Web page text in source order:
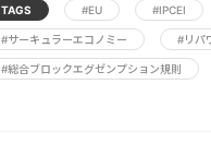
TAGS #EU #IPCEI
#サーキュラーエコノミー #リパ
#総合ブロックエグゼンプション規則